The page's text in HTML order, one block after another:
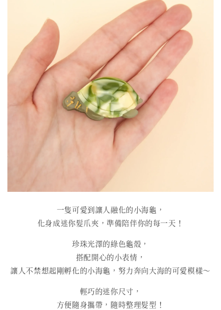
一隻可愛到讓人融化的小海龜，
化身成迷你髮爪夾，準備陪伴你的每一天！
珍珠光澤的綠色龜殼，
搭配開心的小表情，
讓人不禁想起剛孵化的小海龜，努力奔向大海的可愛模樣～
輕巧的迷你尺寸，
方便隨身攜帶，隨時整理髮型！